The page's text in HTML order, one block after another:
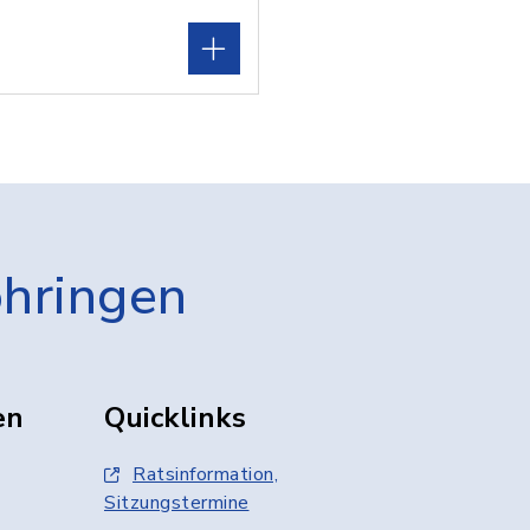
Quicklinks
Ratsinformation,
Sitzungstermine